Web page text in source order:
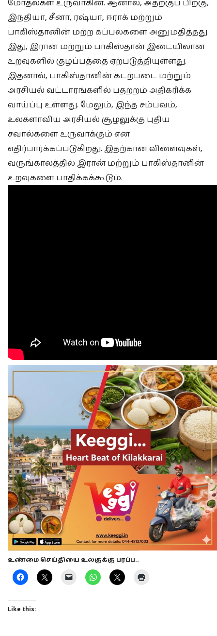
மோதல்கள் உருவாகின. ஆனால், அதற்குப் பிறகு,
இந்தியா, சீனா, ரஷ்யா, ஈராக் மற்றும்
பாகிஸ்தானின் மற்ற கப்பல்களை அனுமதித்தது.
இது, இரான் மற்றும் பாகிஸ்தான் இடையிலான
உறவுகளில் குழப்பத்தை ஏற்படுத்தியுள்ளது.
இதனால், பாகிஸ்தானின் கடற்படை மற்றும்
அரசியல் வட்டாரங்களில் பதற்றம் அதிகரிக்க
வாய்ப்பு உள்ளது. மேலும், இந்த சம்பவம்,
உலகளாவிய அரசியல் சூழலுக்கு புதிய
சவால்களை உருவாக்கும் என
எதிர்பார்க்கப்படுகிறது. இதற்கான விளைவுகள்,
வருங்காலத்தில் இரான் மற்றும் பாகிஸ்தானின்
உறவுகளை பாதிக்கக்கூடும்.
உண்மை செய்தியை உலகுக்கு பரப்ப..
Like this: